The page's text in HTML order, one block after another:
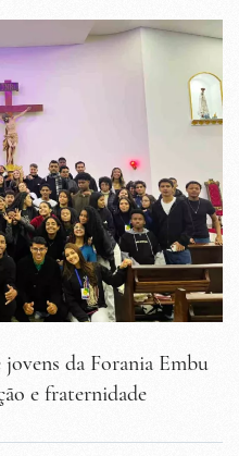
jovens da Forania Embu
e fraternidade